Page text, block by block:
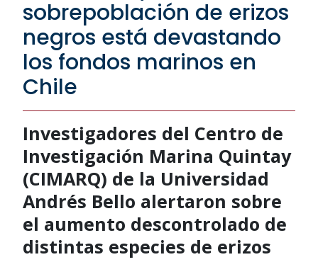
sobrepoblación de erizos
negros está devastando
los fondos marinos en
Chile
Investigadores del Centro de
Investigación Marina Quintay
(CIMARQ) de la Universidad
Andrés Bello alertaron sobre
el aumento descontrolado de
distintas especies de erizos